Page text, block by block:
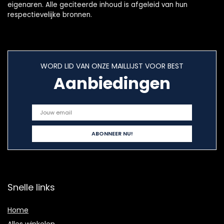
eigenaren. Alle geciteerde inhoud is afgeleid van hun
respectievelijke bronnen.
WORD LID VAN ONZE MAILLIJST VOOR BEST
Aanbiedingen
Snelle links
Home